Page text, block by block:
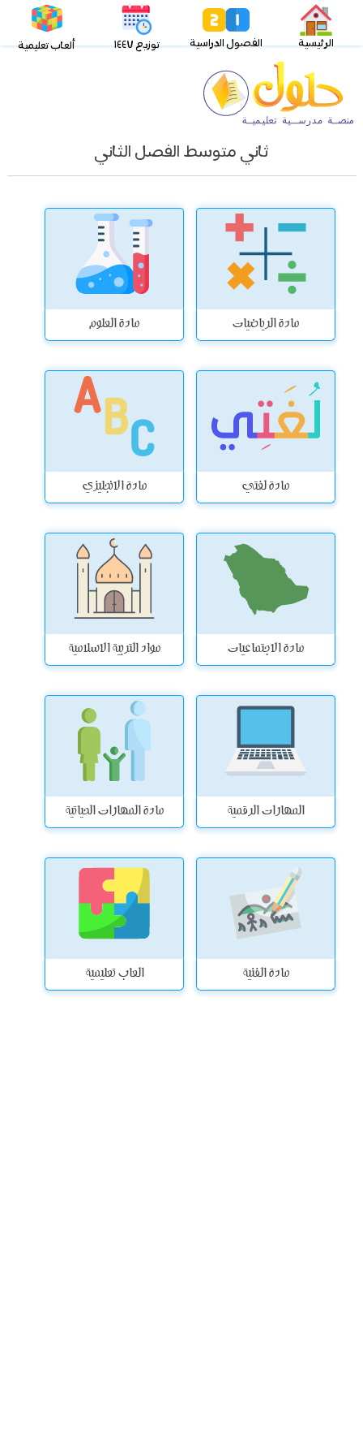
الرئيسية الفصول الدراسية توزيع ١٤٤٧ ألعاب تعليمية
ثاني متوسط الفصل الثاني
مادة الرياضيات مادة العلوم
مادة لغتي مادة الانجليزي
مادة الاجتماعيات مواد التربية الاسلامية
المهارات الرقمية مادة المهارات الحياتية
مادة الفنية العاب تعليمية